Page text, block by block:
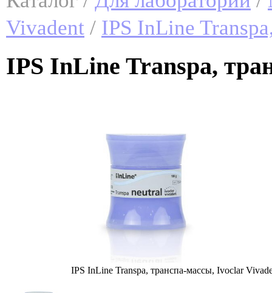
Vivadent / IPS InLine
IPS InLine Transpa,
IPS InLine Transpa, транспа-массы, Ivoclar